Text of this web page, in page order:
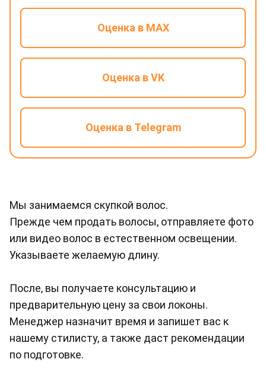
Оценка в MAX
Оценка в VK
Оценка в Telegram
Мы занимаемся скупкой волос.
Прежде чем продать волосы, отправляете фото
или видео волос в естественном освещении.
Указываете желаемую длину.
После, вы получаете консультацию и
предварительную цену за свои локоны.
Менеджер назначит время и запишет вас к
нашему стилисту, а также даст рекомендации
по подготовке.